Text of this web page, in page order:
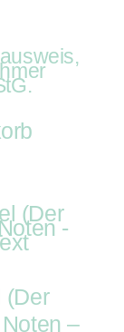
(Der
–